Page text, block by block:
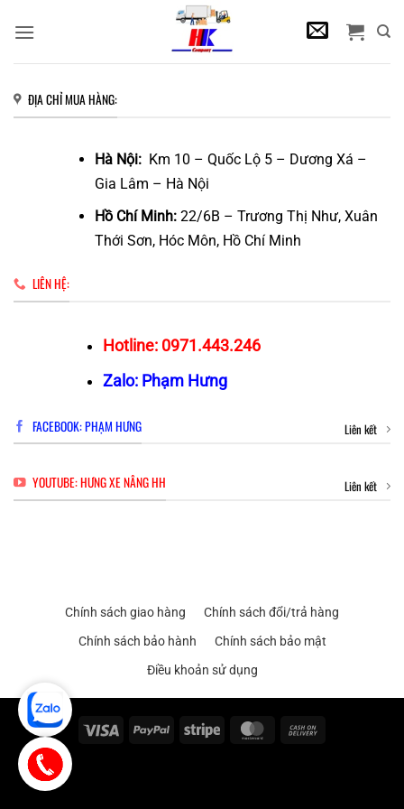
qua
ĐỊA CHỈ MUA HÀNG:
Hà Nội:Km 10 – Quốc Lộ 5 – Dương Xá –
Gia Lâm – Hà Nội
Hồ Chí Minh:22/6B – Trương Thị Như, Xuân
Thới Sơn, Hóc Môn, Hồ Chí Minh
LIÊN HỆ:
Hotline: 0971.443.246
Zalo: Phạm Hưng
FACEBOOK: PHẠM HƯNG Liên kết
YOUTUBE: HƯNG XE NÂNG HH Liên kết
Chính sách giao hàng
Chính sách đổi/trả hàng
Chính sách bảo hành
Chính sách bảo mật
Điều khoản sử dụng
Visa PayPal Stripe MasterCard